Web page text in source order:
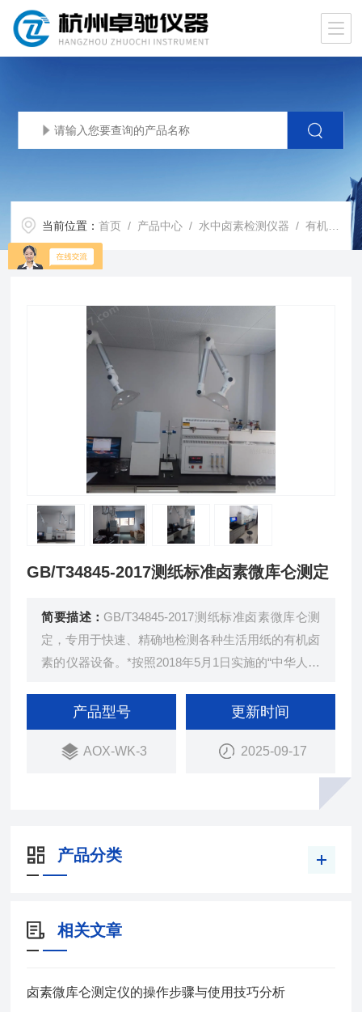
当前位置：首页 / 产品中心 / 水中卤素检测仪器 /有机卤素微库仑测定仪
GB/T34845-2017测纸标准卤素微库仑测定
简要描述： GB/T34845-2017测纸标准卤素微库仑测
定，专用于快速、精确地检测各种生活用纸的有机卤
素的仪器设备。*按照2018年5月1日实施的“中华人民
机卤素（AOX）的测定"标准；
产品型号
AOX-WK-3
更新时间
2025-09-17
产品分类
相关文章
卤素微库仑测定仪的操作步骤与使用技巧分析